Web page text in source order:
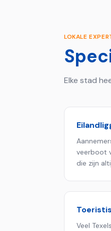
LOKALE
Elke stad
veerboot
die zijn
Veel